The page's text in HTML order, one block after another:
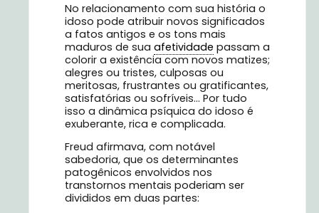
No relacionamento com sua história o
idoso pode atribuir novos significados
a fatos antigos e os tons mais
maduros de sua afetividade passam a
colorir a existência com novos matizes;
alegres ou tristes, culposas ou
meritosas, frustrantes ou gratificantes,
satisfatórias ou sofríveis… Por tudo
isso a dinâmica psíquica do idoso é
exuberante, rica e complicada.
Freud afirmava, com notável
sabedoria, que os determinantes
patogênicos envolvidos nos
transtornos mentais poderiam ser
divididos em duas partes: